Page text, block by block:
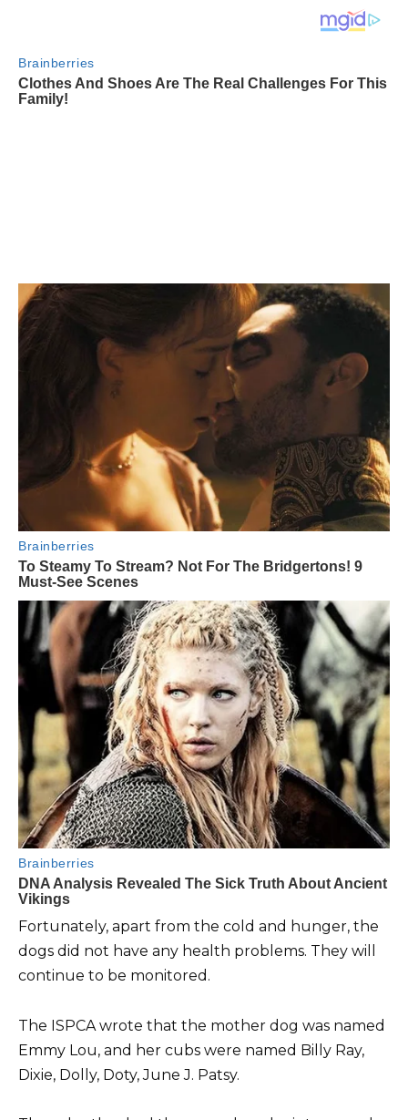
Fortunately, apart from the cold and hunger, the
dogs did not have any health problems. They will
continue to be monitored.
The ISPCA wrote that the mother dog was named
Emmy Lou, and her cubs were named Billy Ray,
Dixie, Dolly, Doty, June J. Patsy.